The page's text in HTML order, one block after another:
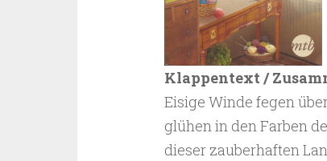
Klappentext /
Eisige Winde fegen
glühen in den Farben
dieser zauberhaften